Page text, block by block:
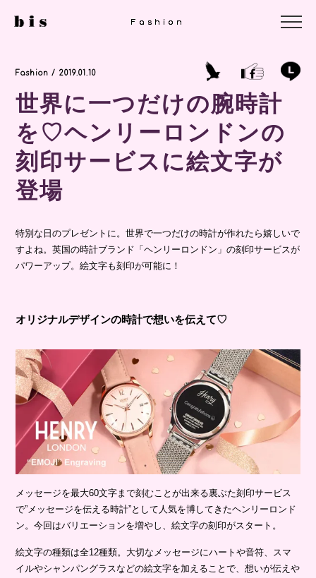
Fashion
Fashion / 2019.01.10
世界に一つだけの腕時計
を♡ヘンリーロンドンの
刻印サービスに絵文字が
登場
特別な日のプレゼントに。世界で一つだけの時計が作れたら嬉しいで
すよね。英国の時計ブランド「ヘンリーロンドン」の刻印サービスが
パワーアップ。絵文字も刻印が可能に！
オリジナルデザインの時計で想いを伝えて♡
メッセージを最大60文字まで刻むことが出来る裏ぶた刻印サービス
で”メッセージを伝える時計”として人気を博してきたヘンリーロンド
ン。今回はバリエーションを増やし、絵文字の刻印がスタート。
絵文字の種類は全12種類。大切なメッセージにハートや音符、スマ
イルやシャンパングラスなどの絵文字を加えることで、想いが伝えや
Fashion
Fashion